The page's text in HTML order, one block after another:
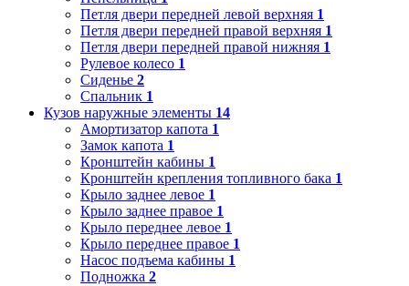
Петля двери передней левой верхняя 1
Петля двери передней правой верхняя 1
Петля двери передней правой нижняя 1
Рулевое колесо 1
Сиденье 2
Спальник 1
Кузов наружные элементы 14
Амортизатор капота 1
Замок капота 1
Кронштейн кабины 1
Кронштейн крепления топливного бака 1
Крыло заднее левое 1
Крыло заднее правое 1
Крыло переднее левое 1
Крыло переднее правое 1
Насос подъема кабины 1
Подножка 2